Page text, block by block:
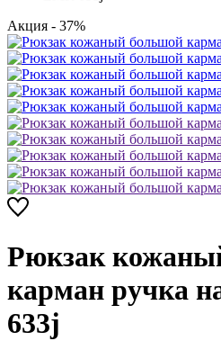
Акция - 37%
Рюкзак
карман ручка
633j